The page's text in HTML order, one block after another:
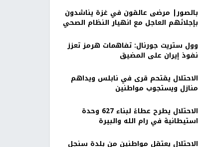
بالصور| مرضى عالقون في غزة يناشدون
بإجلائهم العاجل مع انهيار النظام الصحي
وول ستريت جورنال: تفاهمات هرمز تعزز
نفوذ إيران على المضيق
الاحتلال يقتحم قرى في نابلس ويداهم
منازل ويستجوب مواطنين
الاحتلال يطرح عطاءً لبناء 627 وحدة
استيطانية في رام الله والبيرة
الاحتلال يعتقل مواطنين من بلدة سنجل